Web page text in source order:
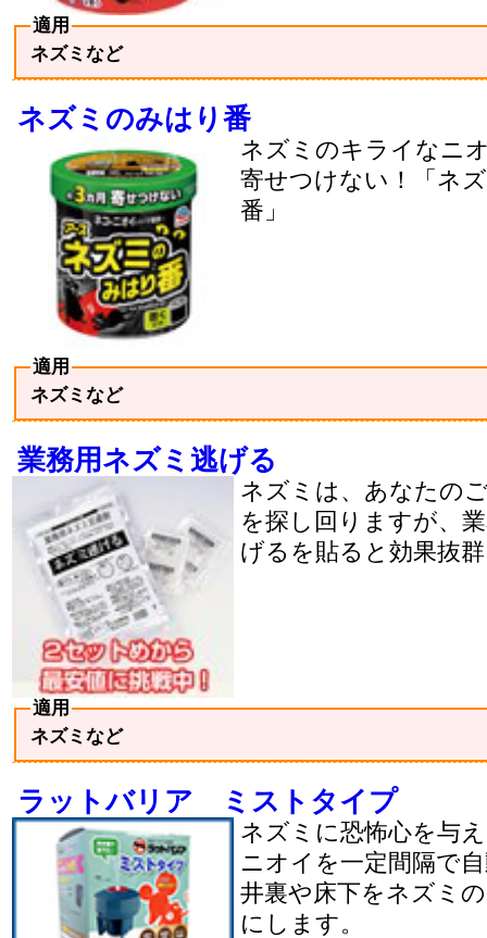
適用
ネズミなど
ネズミのみはり番
ネズミのキライなニ
寄せつけない！「ネ
番」
適用
ネズミなど
業務用ネズミ逃げる
ネズミは、あなたの
を探し回りますが、
げるを貼ると効果抜
適用
ネズミなど
ラットバリア ミストタイプ
ネズミに恐怖心を与
ニオイを一定間隔で
井裏や床下をネズミ
にします。